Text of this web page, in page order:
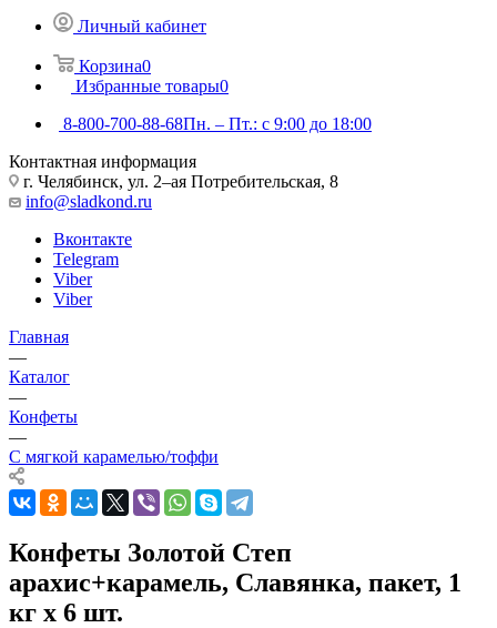
Личный кабинет
Корзина0
Избранные товары0
8-800-700-88-68Пн. – Пт.: с 9:00 до 18:00
Контактная информация
г. Челябинск, ул. 2–ая Потребительская, 8
info@sladkond.ru
Вконтакте
Telegram
Viber
Viber
Главная
—
Каталог
—
Конфеты
—
С мягкой карамелью/тоффи
Конфеты Золотой Степ
арахис+карамель, Славянка, пакет, 1
кг х 6 шт.